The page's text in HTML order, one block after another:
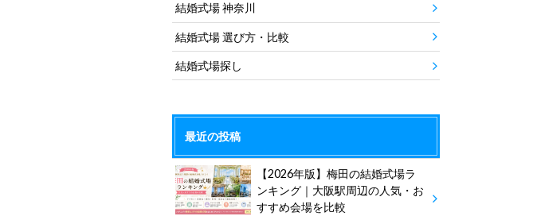
結婚式場 神奈川
結婚式場 選び方・比較
結婚式場探し
最近の投稿
【2026年版】梅田の結婚式場ラ
ンキング｜大阪駅周辺の人気・お
すすめ会場を比較